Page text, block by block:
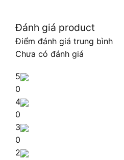
Đánh giá product
Điểm đánh giá trung bình
Chưa có đánh giá
5
0
4
0
3
0
2